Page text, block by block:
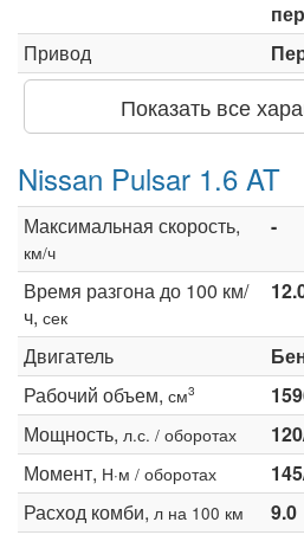
Привод
Показать все
Nissan Pulsar 1.6 AT
Максимальная скорость,
км/ч
-
Время разгона до 100 км/
ч, сек
Двигатель
Рабочий объем, см3
Мощность, л.с. / оборотах
Момент, Н·м / оборотах
Расход комби, л на 100 км
9.0